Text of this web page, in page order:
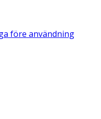
före användning